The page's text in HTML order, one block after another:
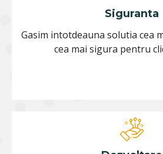
Siguranta
Gasim intotdeauna solutia cea
cea mai sigura pentru